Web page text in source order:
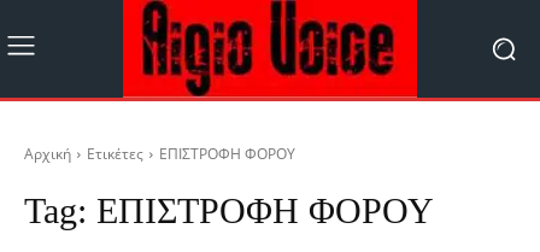
Αρχική Ετικέτες ΕΠΙΣΤΡΟΦΗ ΦΟΡΟΥ
Tag: ΕΠΙΣΤΡΟΦΗ ΦΟΡΟΥ